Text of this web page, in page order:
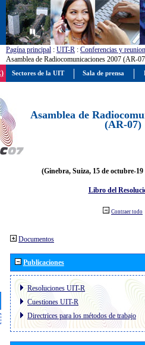
Pagína principal : UIT-R : Conferencias y
Asamblea de Radiocomunicaciones 2007 (AR-
Asamblea de
(AR-07)
(Ginebra, Suiza, 15 de octubre-19
Libro del
Contraer todo
Documentos
Publicaciones
Resoluciones UIT-R
Cuestiones UIT-R
Directrices para los métodos de trabajo
Sectores de la UIT Sala de prensa